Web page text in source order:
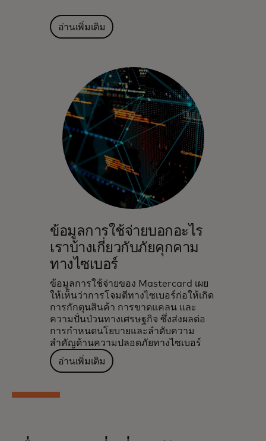
อ่านเพิ่มเติม
ข้อมูลการใช้จ่ายบอกอะไร
เราบ้างเกี่ยวกับภัยคุกคาม
ทางไซเบอร์
ข้อมูลการใช้จ่ายของ Mastercard เผย
ให้เห็นว่าการโจมตีทางไซเบอร์ก่อให้เกิด
การกักตุนสินค้า การขาดแคลน และ
ความปั่นป่วนทางเศรษฐกิจ ซึ่งส่งผลต่อ
การกำหนดนโยบายและลำดับความ
สำคัญด้านความปลอดภัยทางไซเบอร์
อ่านเพิ่มเติม